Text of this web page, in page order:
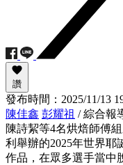
讚
發布時間： 2025/11/13
陳佳鑫 彭耀祖 / 綜合報
陳詩絜等4名烘焙師傅
利舉辦的2025年世界耶
作品，在眾多選手當中